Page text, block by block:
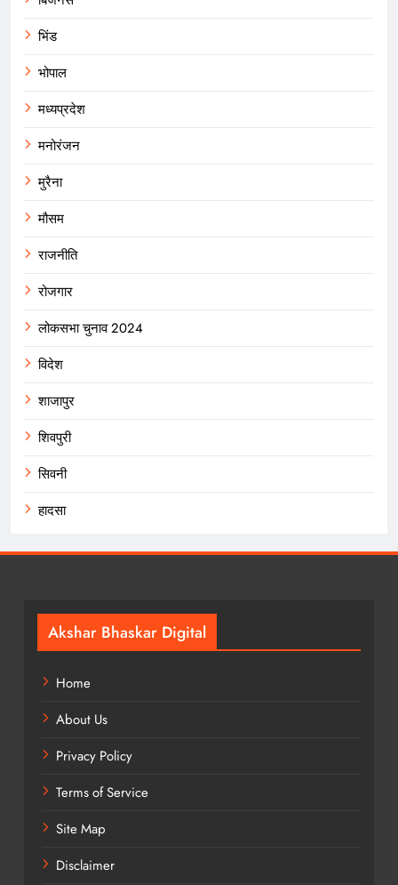
भिंड
भोपाल
मध्यप्रदेश
मनोरंजन
मुरैना
मौसम
राजनीति
रोजगार
लोकसभा चुनाव 2024
विदेश
शाजापुर
शिवपुरी
सिवनी
हादसा
Akshar Bhaskar Digital
Home
About Us
Privacy Policy
Terms of Service
Site Map
Disclaimer